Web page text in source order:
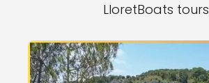
LloretBoats tours